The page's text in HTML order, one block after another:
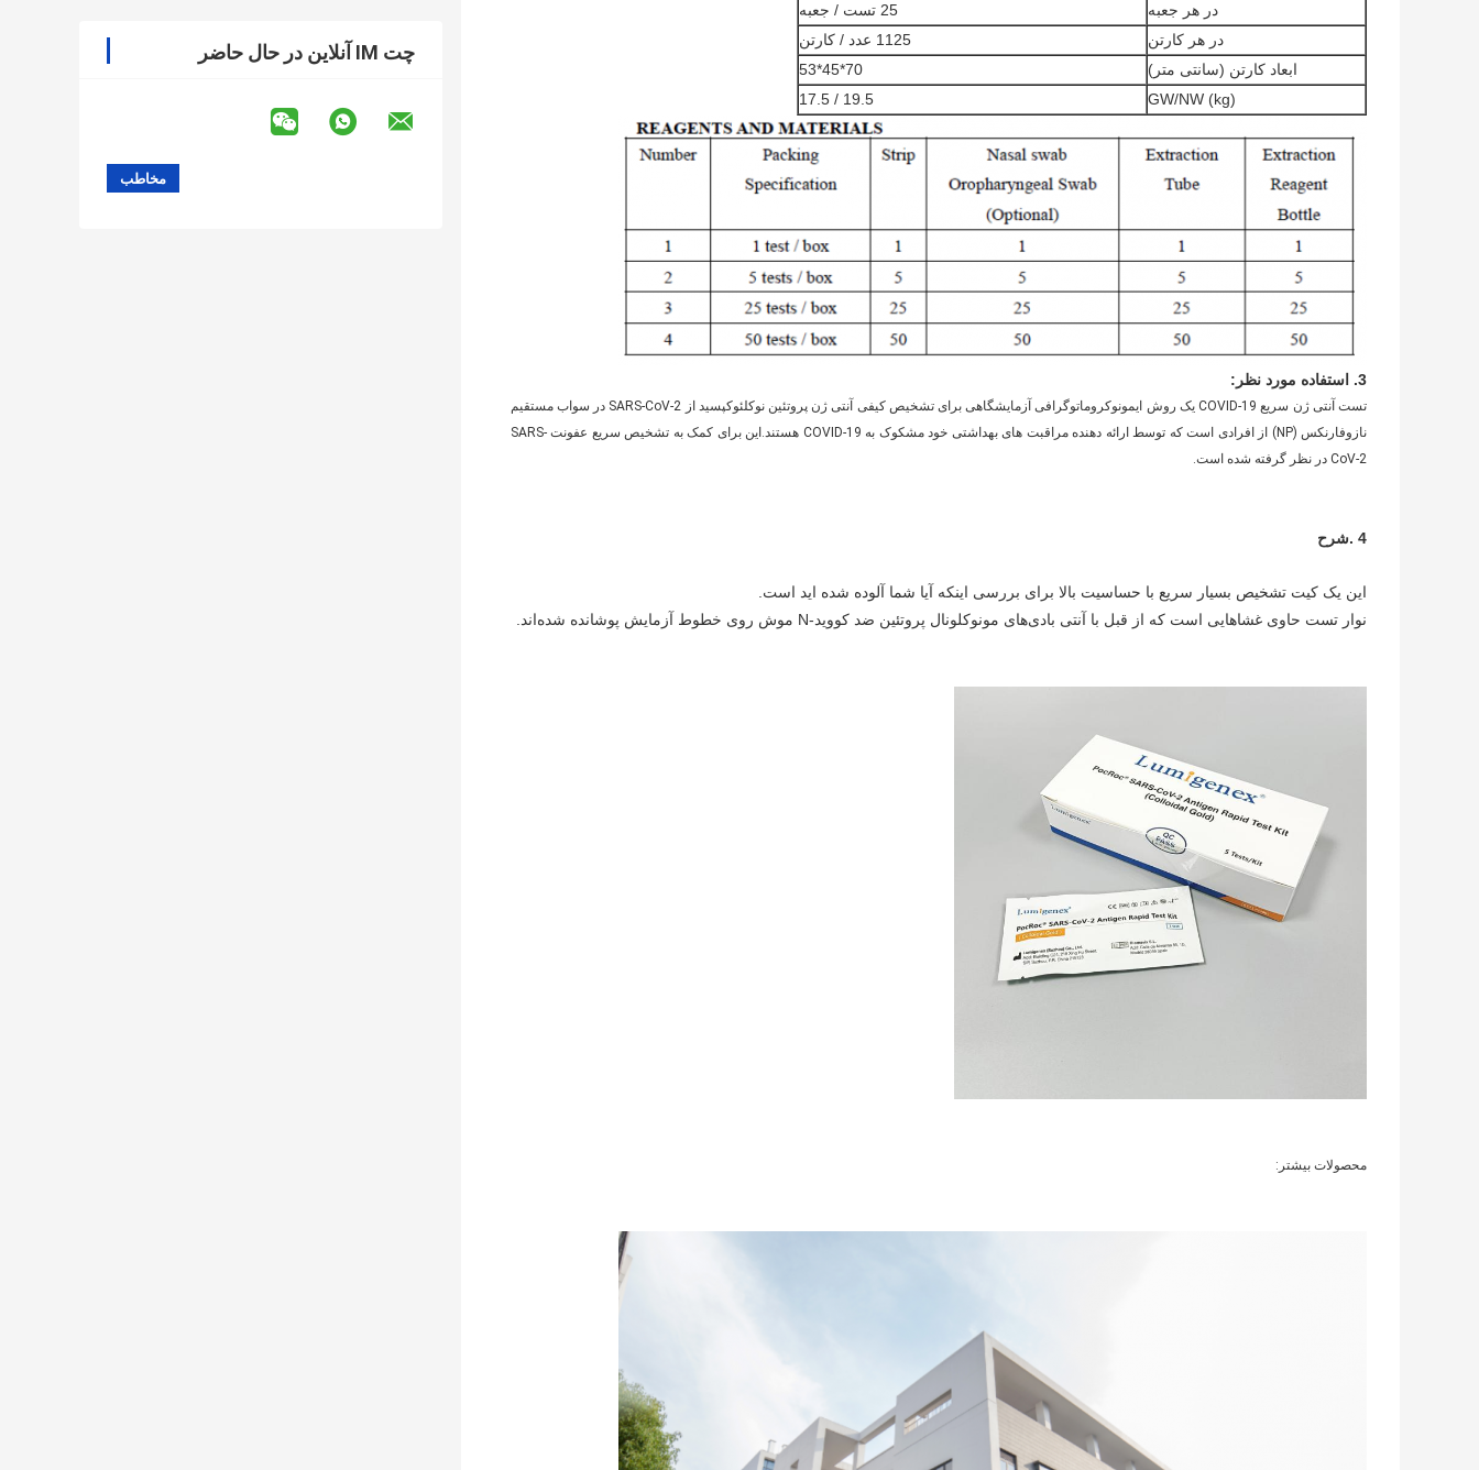
چت IM آنلاین در حال حاضر
در هر جعبه
25 تست / جعبه
در هر کارتن
1125 عدد / کارتن
ابعاد کارتن (سانتی متر)
70*45*53
GW/NW (kg)
19.5 / 17.5
3. استفاده مورد نظر:
تست آنتی ژن سریع COVID-19 یک روش ایمونوکروماتوگرافی آزمایشگاهی برای تشخیص کیفی آنتی ژن پروتئین نوکلئوکپسید از SARS-CoV-2 در سواب مستقیم
نازوفارنکس (NP) از افرادی است که توسط ارائه دهنده مراقبت های بهداشتی خود مشکوک به COVID-19 هستند.این برای کمک به تشخیص سریع عفونت SARS-
CoV-2 در نظر گرفته شده است.
4 .شرح
این یک کیت تشخیص بسیار سریع با حساسیت بالا برای بررسی اینکه آیا شما آلوده شده اید است.
نوار تست حاوی غشاهایی است که از قبل با آنتی بادی‌های مونوکلونال پروتئین ضد کووید-N موش روی خطوط آزمایش پوشانده شده‌اند.
محصولات بیشتر: